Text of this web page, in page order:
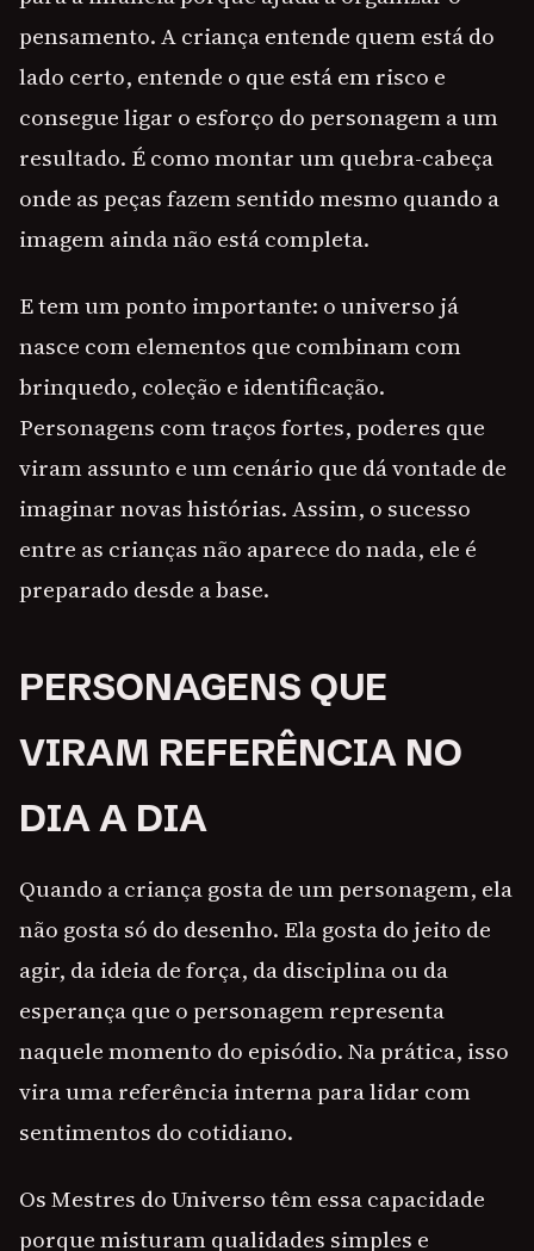
pensamento. A criança entende quem está do
lado certo, entende o que está em risco e
consegue ligar o esforço do personagem a um
resultado. É como montar um quebra-cabeça
onde as peças fazem sentido mesmo quando a
imagem ainda não está completa.
E tem um ponto importante: o universo já
nasce com elementos que combinam com
brinquedo, coleção e identificação.
Personagens com traços fortes, poderes que
viram assunto e um cenário que dá vontade de
imaginar novas histórias. Assim, o sucesso
entre as crianças não aparece do nada, ele é
preparado desde a base.
PERSONAGENS QUE
VIRAM REFERÊNCIA NO
DIA A DIA
Quando a criança gosta de um personagem, ela
não gosta só do desenho. Ela gosta do jeito de
agir, da ideia de força, da disciplina ou da
esperança que o personagem representa
naquele momento do episódio. Na prática, isso
vira uma referência interna para lidar com
sentimentos do cotidiano.
Os Mestres do Universo têm essa capacidade
porque misturam qualidades simples e